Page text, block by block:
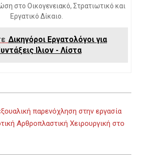
στο Οικογενειακό, Στρατιωτικό και
Εργατικό Δίκαιο.
Δικηγόροι Εργατολόγοι για
Ιλιον - Λίστα
παρενόχληση στην εργασία
Αρθροπλαστική Χειρουργική στο